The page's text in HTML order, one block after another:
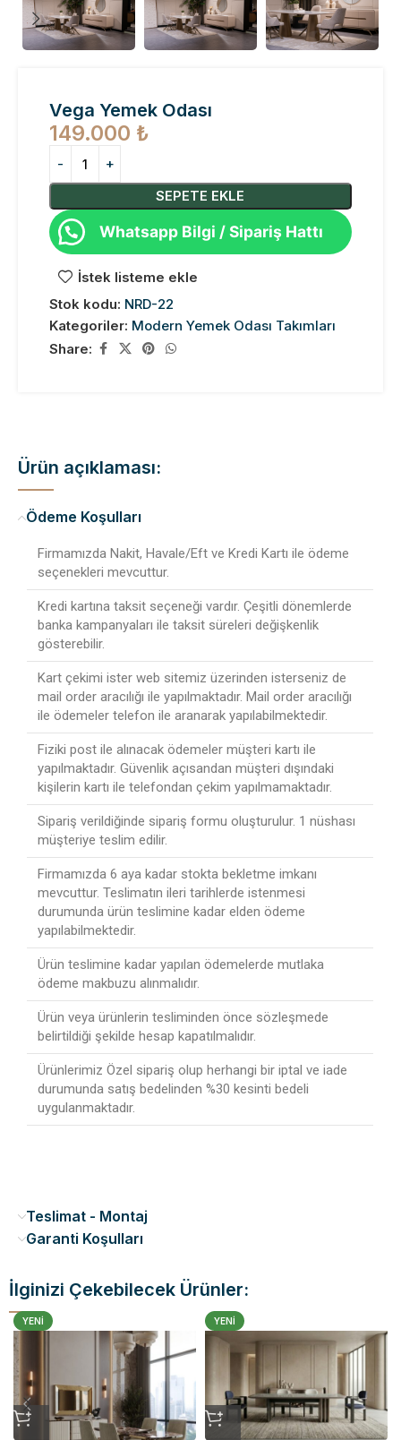
Vega Yemek Odası
149.000 ₺
SEPETE EKLE
Whatsapp Bilgi / Sipariş Hattı
İstek listeme ekle
Stok kodu: NRD-22
Kategoriler: Modern Yemek Odası Takımları
Share:
Ürün açıklaması:
Ödeme Koşulları
Firmamızda Nakit, Havale/Eft ve Kredi Kartı ile ödeme
seçenekleri mevcuttur.
Kredi kartına taksit seçeneği vardır. Çeşitli dönemlerde
banka kampanyaları ile taksit süreleri değişkenlik
gösterebilir.
Kart çekimi ister web sitemiz üzerinden isterseniz de
mail order aracılığı ile yapılmaktadır. Mail order aracılığı
ile ödemeler telefon ile aranarak yapılabilmektedir.
Fiziki post ile alınacak ödemeler müşteri kartı ile
yapılmaktadır. Güvenlik açısandan müşteri dışındaki
kişilerin kartı ile telefondan çekim yapılmamaktadır.
Sipariş verildiğinde sipariş formu oluşturulur. 1 nüshası
müşteriye teslim edilir.
Firmamızda 6 aya kadar stokta bekletme imkanı
mevcuttur. Teslimatın ileri tarihlerde istenmesi
durumunda ürün teslimine kadar elden ödeme
yapılabilmektedir.
Ürün teslimine kadar yapılan ödemelerde mutlaka
ödeme makbuzu alınmalıdır.
Ürün veya ürünlerin tesliminden önce sözleşmede
belirtildiği şekilde hesap kapatılmalıdır.
Ürünlerimiz Özel sipariş olup herhangi bir iptal ve iade
durumunda satış bedelinden %30 kesinti bedeli
uygulanmaktadır.
Teslimat - Montaj
Garanti Koşulları
İlginizi Çekebilecek Ürünler:
YENI YENI